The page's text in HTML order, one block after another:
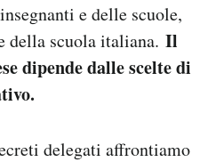
e delle scuole,
della scuola italiana. Il
dipende dalle scelte di
delegati affrontiamo